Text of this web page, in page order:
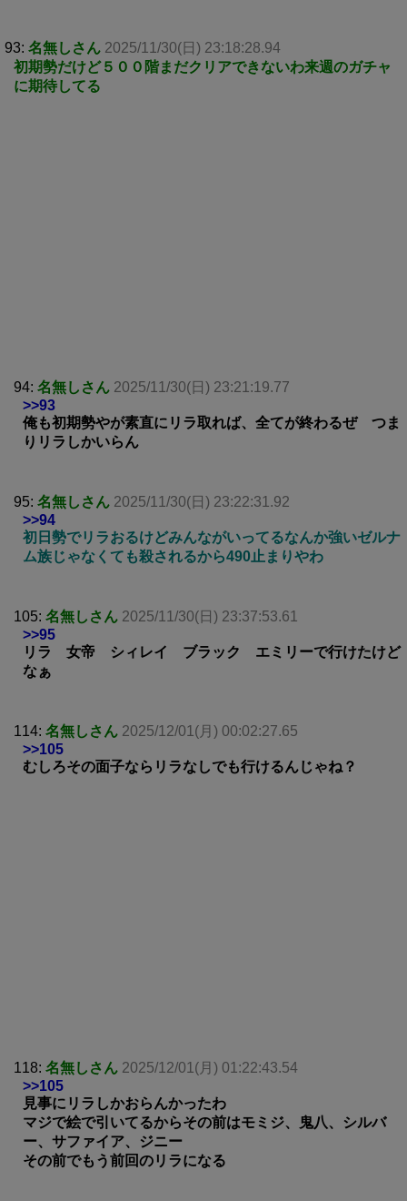
93: 名無しさん 2025/11/30(日) 23:18:28.94
初期勢だけど５００階まだクリアできないわ来週のガチャ
に期待してる
94: 名無しさん 2025/11/30(日) 23:21:19.77
>>93
俺も初期勢やが素直にリラ取れば、全てが終わるぜ つま
りリラしかいらん
95: 名無しさん 2025/11/30(日) 23:22:31.92
>>94
初日勢でリラおるけどみんながいってるなんか強いゼルナ
ム族じゃなくても殺されるから490止まりやわ
105: 名無しさん 2025/11/30(日) 23:37:53.61
>>95
リラ 女帝 シィレイ ブラック エミリーで行けたけど
なぁ
114: 名無しさん 2025/12/01(月) 00:02:27.65
>>105
むしろその面子ならリラなしでも行けるんじゃね？
118: 名無しさん 2025/12/01(月) 01:22:43.54
>>105
見事にリラしかおらんかったわ
マジで絵で引いてるからその前はモミジ、鬼八、シルバ
ー、サファイア、ジニー
その前でもう前回のリラになる